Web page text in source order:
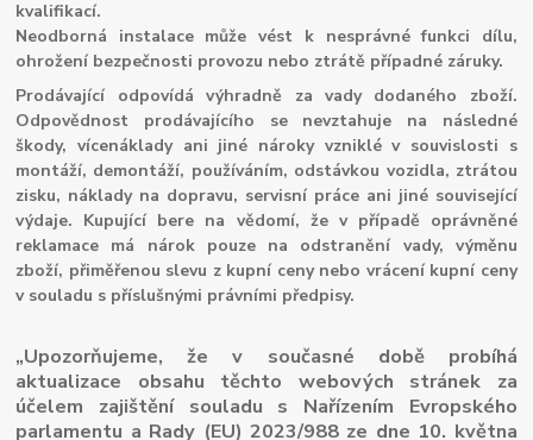
kvalifikací.
Neodborná instalace může vést k nesprávné funkci dílu,
ohrožení bezpečnosti provozu nebo ztrátě případné záruky.
Prodávající odpovídá výhradně za vady dodaného zboží.
Odpovědnost prodávajícího se nevztahuje na následné
škody, vícenáklady ani jiné nároky vzniklé v souvislosti s
montáží, demontáží, používáním, odstávkou vozidla, ztrátou
zisku, náklady na dopravu, servisní práce ani jiné související
výdaje. Kupující bere na vědomí, že v případě oprávněné
reklamace má nárok pouze na odstranění vady, výměnu
zboží, přiměřenou slevu z kupní ceny nebo vrácení kupní ceny
v souladu s příslušnými právními předpisy.
„Upozorňujeme, že v současné době probíhá
aktualizace obsahu těchto webových stránek za
účelem zajištění souladu s Nařízením Evropského
parlamentu a Rady (EU) 2023/988 ze dne 10. května